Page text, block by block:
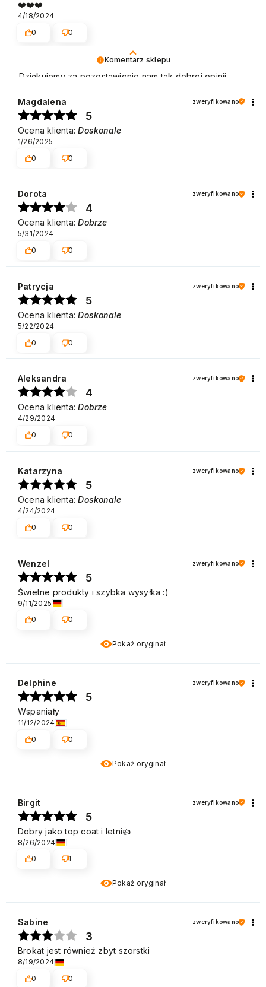
Komentarz sklepu
Dziękujemy za pozostawienie nam tak dobrej opinii.
recenzja potwierdza nasze wysiłki - dziękujemy raz
jeszcze i mamy nadzieję - do szybkiego zobaczenia!
Pozdrawiamy
❤️❤️❤️
4/18/2024
0
0
Magdalena zweryfikowano
5
Ocena klienta:Doskonale
1/26/2025
0
0
Dorota zweryfikowano
4
Ocena klienta:Dobrze
5/31/2024
0
0
Patrycja zweryfikowano
5
Ocena klienta:Doskonale
5/22/2024
0
0
Aleksandra zweryfikowano
4
Ocena klienta:Dobrze
4/29/2024
0
0
Katarzyna zweryfikowano
5
Ocena klienta:Doskonale
4/24/2024
0
0
Pokaż oryginał
Wenzel zweryfikowano
5
Świetne produkty i szybka wysyłka :)
9/11/2025
0
0
Pokaż oryginał
Delphine zweryfikowano
5
Wspaniały
11/12/2024
0
0
Pokaż oryginał
Birgit zweryfikowano
5
Dobry jako top coat i letni👍️
8/26/2024
0
1
Sabine zweryfikowano
3
Brokat jest również zbyt szorstki
8/19/2024
0
0